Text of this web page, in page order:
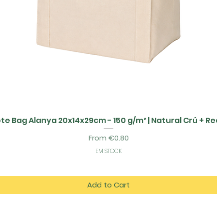
Bag Alanya 20x14x29cm - 150 g/m² | Natural Crú +
From €0.80
Sale Price
EM STOCK
Add to Cart